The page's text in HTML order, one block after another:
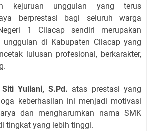
kejuruan unggulan yang terus
berprestasi bagi seluruh warga
1 Cilacap sendiri merupakan
unggulan di Kabupaten Cilacap yang
lulusan profesional, berkarakter,
Siti Yuliani, S.Pd. atas prestasi yang
keberhasilan ini menjadi motivasi
dan mengharumkan nama SMK
tingkat yang lebih tinggi.